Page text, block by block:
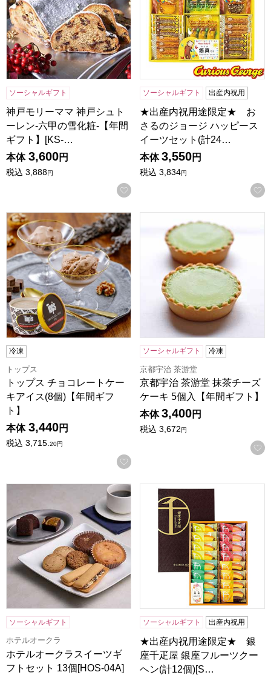
ソーシャルギフト
神戸モリーママ 神戸シュト
ーレン-六甲の雪化粧-【年間
ギフト】[KS-…
本体 3,600円
税込 3,888円
お気に入りに登録する
ソーシャルギフト 出産内祝用
★出産内祝用途限定★ お
さるのジョージ ハッピース
イーツセット(計24…
本体 3,550円
税込 3,834円
トップス チョコレートケーキアイス(8個)【年間ギフト】
冷凍
トップス
トップス チョコレートケー
キアイス(8個)【年間ギフ
ト】
本体 3,440円
税込 3,715.20円
お気に入りに登録する
京都宇治 茶游堂 抹茶チーズ
ソーシャルギフト 冷凍
京都宇治 茶游堂
京都宇治 茶游堂 抹茶チーズ
ケーキ 5個入【年間ギフト】
本体 3,400円
税込 3,672円
ホテルオークラスイーツギフトセット 13個[HOS-04A]【年
ソーシャルギフト
ホテルオークラ
ホテルオークラスイーツギ
フトセット 13個[HOS-04A]
★出産内祝用途限定★ 銀座
ソーシャルギフト 出産内祝用
★出産内祝用途限定★ 銀
座千疋屋 銀座フルーツクー
ヘン(計12個)[S…